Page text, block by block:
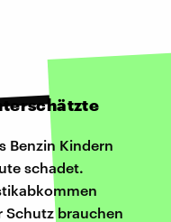
Benzin Kindern
schadet.
Schutz brauchen